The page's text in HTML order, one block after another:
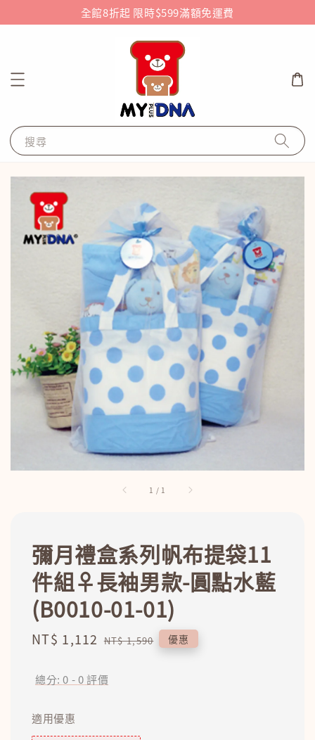
全館8折起 限時$599滿額免運費
搜尋
1 / 1
彌月禮盒系列帆布提袋11
件組♀長袖男款-圓點水藍
(B0010-01-01)
Sale
NT$ 1,112 Regular
NT$ 1,590 優惠
總分:0 -0評價
適用優惠